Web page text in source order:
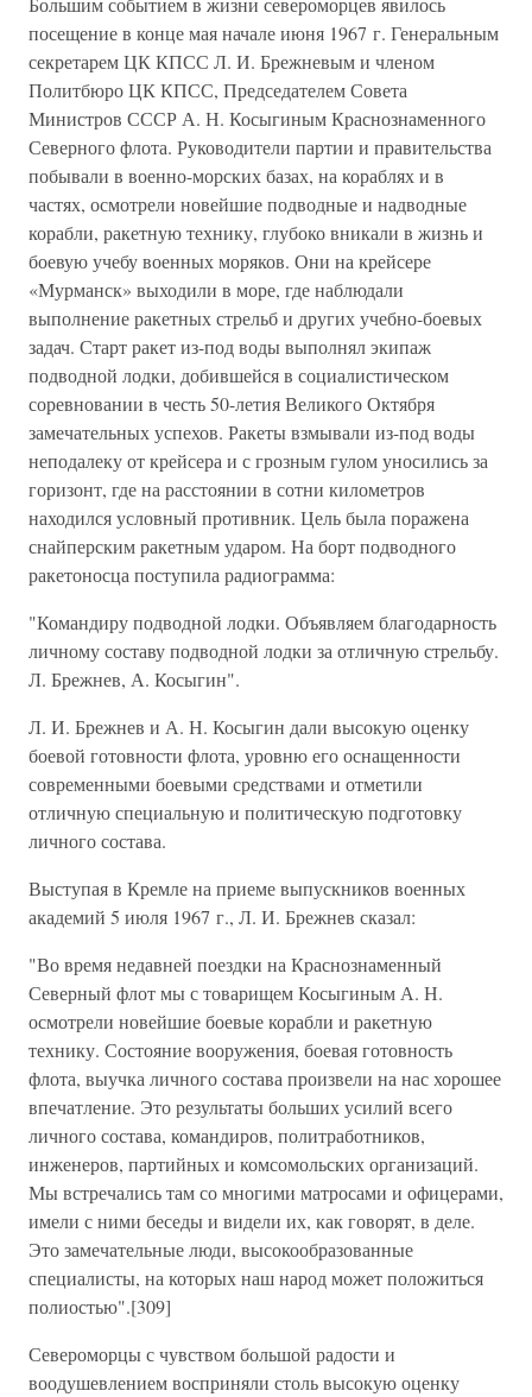
посещение в конце мая начале июня 1967 г. Генеральным
секретарем ЦК КПСС Л. И. Брежневым и членом
Политбюро ЦК КПСС, Председателем Совета
Министров СССР А. Н. Косыгиным Краснознаменного
Северного флота. Руководители партии и правительства
побывали в военно-морских базах, на кораблях и в
частях, осмотрели новейшие подводные и надводные
корабли, ракетную технику, глубоко вникали в жизнь и
боевую учебу военных моряков. Они на крейсере
«Мурманск» выходили в море, где наблюдали
выполнение ракетных стрельб и других учебно-боевых
задач. Старт ракет из-под воды выполнял экипаж
подводной лодки, добившейся в социалистическом
соревновании в честь 50-летия Великого Октября
замечательных успехов. Ракеты взмывали из-под воды
неподалеку от крейсера и с грозным гулом уносились за
горизонт, где на расстоянии в сотни километров
находился условный противник. Цель была поражена
снайперским ракетным ударом. На борт подводного
ракетоносца поступила радиограмма:
"Командиру подводной лодки. Объявляем благодарность
личному составу подводной лодки за отличную стрельбу.
Л. Брежнев, А. Косыгин".
Л. И. Брежнев и А. Н. Косыгин дали высокую оценку
боевой готовности флота, уровню его оснащенности
современными боевыми средствами и отметили
отличную специальную и политическую подготовку
личного состава.
Выступая в Кремле на приеме выпускников военных
академий 5 июля 1967 г., Л. И. Брежнев сказал:
"Во время недавней поездки на Краснознаменный
Северный флот мы с товарищем Косыгиным А. Н.
осмотрели новейшие боевые корабли и ракетную
технику. Состояние вооружения, боевая готовность
флота, выучка личного состава произвели на нас хорошее
впечатление. Это результаты больших усилий всего
личного состава, командиров, политработников,
инженеров, партийных и комсомольских организаций.
Мы встречались там со многими матросами и офицерами,
имели с ними беседы и видели их, как говорят, в деле.
Это замечательные люди, высокообразованные
специалисты, на которых наш народ может положиться
полиостью".[309]
Североморцы с чувством большой радости и
воодушевлением восприняли столь высокую оценку